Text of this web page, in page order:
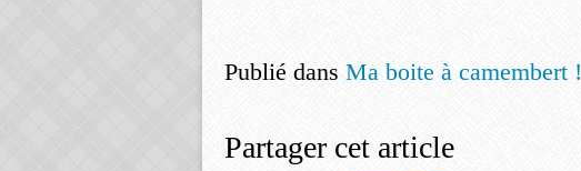
Publié dans Ma boite à camembert !
Partager cet article